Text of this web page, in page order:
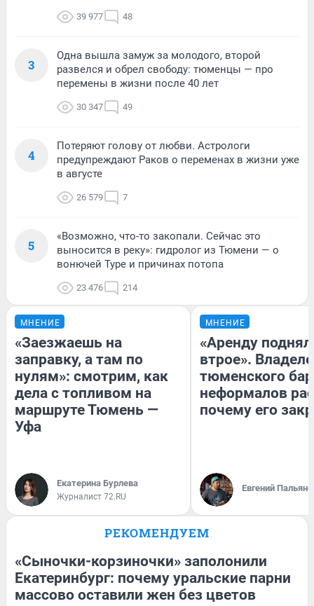
39 977 48
3
Одна вышла замуж за молодого, второй
развелся и обрел свободу: тюменцы — про
перемены в жизни после 40 лет
30 347 49
4
Потеряют голову от любви. Астрологи
предупреждают Раков о переменах в жизни уже
в августе
26 579 7
5
«Возможно, что-то закопали. Сейчас это
выносится в реку»: гидролог из Тюмени — о
вонючей Туре и причинах потопа
23 476 214
МНЕНИЕ
«Заезжаешь на
заправку, а там по
нулям»: смотрим, как
дела с топливом на
маршруте Тюмень —
Уфа
Екатерина Бурлева
Журналист 72.RU
МНЕНИЕ
«Аренду
втрое».
тюменского
неформалов
почему его
Евгений
РЕКОМЕНДУЕМ
«Сыночки-корзиночки» заполонили
Екатеринбург: почему уральские парни
массово оставили жен без цветов